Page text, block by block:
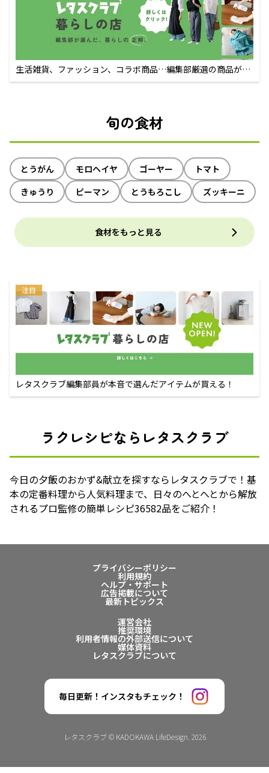
生活雑貨、ファッション、コラボ商品…編集部厳選の商品が買
えるECサイト
旬の食材
とうがん モロヘイヤ ゴーヤー
トマト
きゅうり
ピーマン とうもろこし ズッキーニ
食材をもっと見る
注目
レタスクラブ編集部員が本音で選んだアイテムが買える！
ラクレシピならレタスクラブ
今日の夕飯のおかず&献立を探すならレタスクラブで！基
本の定番料理から人気料理まで、日々のへとへとから解放
されるプロ監修の簡単レシピ36582品をご紹介！
プライバシーポリシー
利用規約
ヘルプ・サポート
広告掲載について
最新トピックス
運営会社
推奨環境
利用者情報の外部送信について
媒体資料
レタスクラブについて
毎日更新！インスタもチェック！
レタスクラブ © KADOKAWA LifeDesign. 2026